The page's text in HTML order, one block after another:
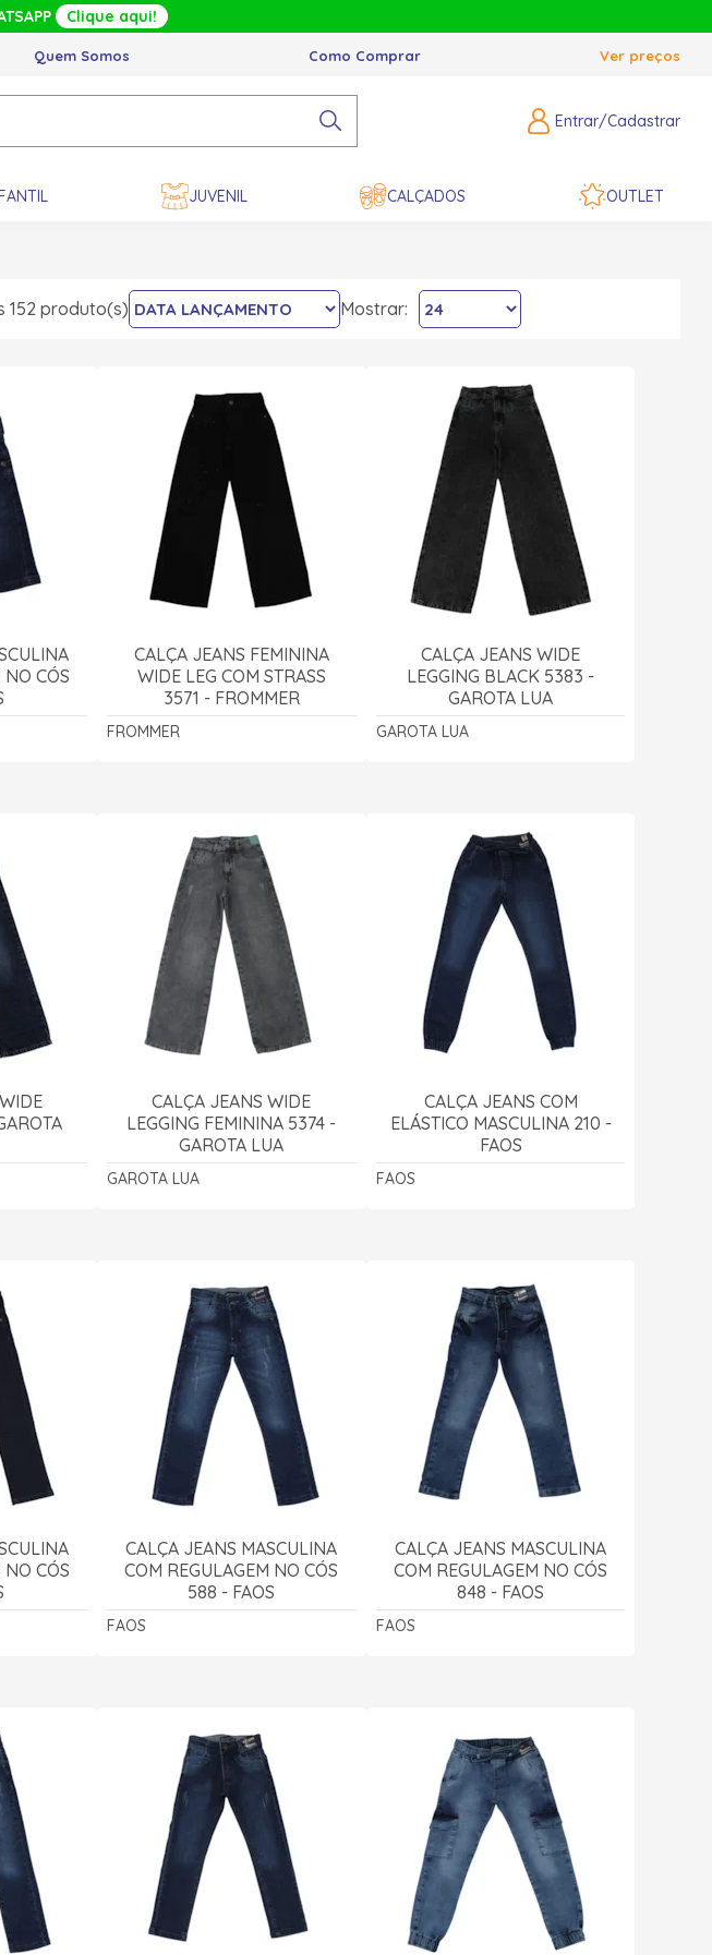
Clique aqui!
Quem Somos Como Comprar Ver preços
Entrar/Cadastrar
JUVENIL CALÇADOS OUTLET
152 produto(s) Mostrar:
NO CÓS
CALÇA JEANS FEMININA
WIDE LEG COM STRASS
3571 - FROMMER
FROMMER
CALÇA JEANS WIDE
LEGGING BLACK 5383 -
GAROTA LUA
GAROTA LUA
CALÇA JEANS WIDE
LEGGING FEMININA 5374 -
GAROTA LUA
GAROTA LUA
CALÇA JEANS COM
ELÁSTICO MASCULINA 210 -
FAOS
FAOS
NO CÓS
CALÇA JEANS MASCULINA
COM REGULAGEM NO CÓS
588 - FAOS
FAOS
CALÇA JEANS MASCULINA
COM REGULAGEM NO CÓS
848 - FAOS
FAOS